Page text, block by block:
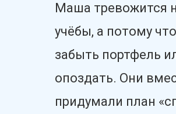
Маша тревожится
учёбы, а потому
забыть портфель
опоздать. Они
придумали план